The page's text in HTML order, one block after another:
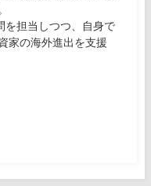
を担当しつつ、自身で
家の海外進出を支援